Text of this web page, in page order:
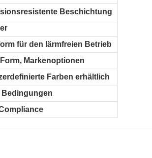
Beschichtung
für den lärmfreien Betrieb
Markenoptionen
Farben erhältlich